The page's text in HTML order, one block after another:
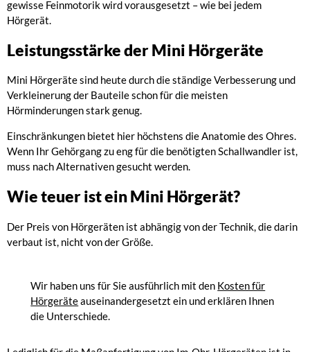
gewisse Feinmotorik wird vorausgesetzt – wie bei jedem
Hörgerät.
Leistungsstärke der Mini Hörgeräte
Mini Hörgeräte sind heute durch die ständige Verbesserung und
Verkleinerung der Bauteile schon für die meisten
Hörminderungen stark genug.
Einschränkungen bietet hier höchstens die Anatomie des Ohres.
Wenn Ihr Gehörgang zu eng für die benötigten Schallwandler ist,
muss nach Alternativen gesucht werden.
Wie teuer ist ein Mini Hörgerät?
Der Preis von Hörgeräten ist abhängig von der Technik, die darin
verbaut ist, nicht von der Größe.
Wir haben uns für Sie ausführlich mit den Kosten für
Hörgeräteauseinandergesetzt ein und erklären Ihnen
die Unterschiede.